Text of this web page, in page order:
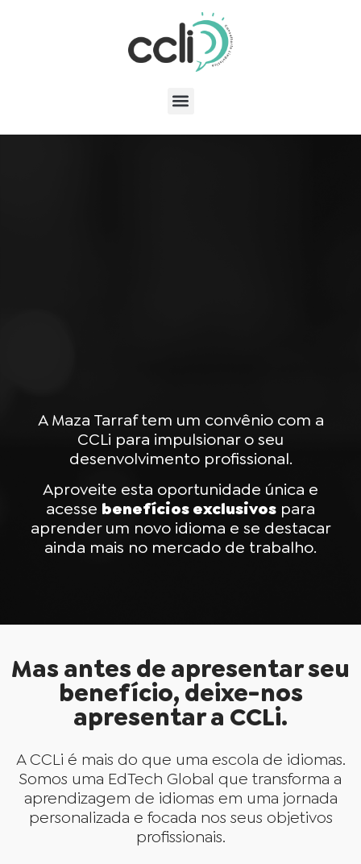
A Maza Tarraf tem um convênio com a
CCLi para impulsionar o seu
desenvolvimento profissional.
Aproveite esta oportunidade única e
acesse benefícios exclusivos para
aprender um novo idioma e se destacar
ainda mais no mercado de trabalho.
Mas antes de apresentar seu
benefício, deixe-nos
apresentar a CCLi.
A CCLi é mais do que uma escola de idiomas.
Somos uma EdTech Global que transforma a
aprendizagem de idiomas em uma jornada
personalizada e focada nos seus objetivos
profissionais.